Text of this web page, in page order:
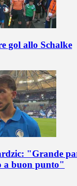
gol allo Schalke
"Grande
a buon punto"